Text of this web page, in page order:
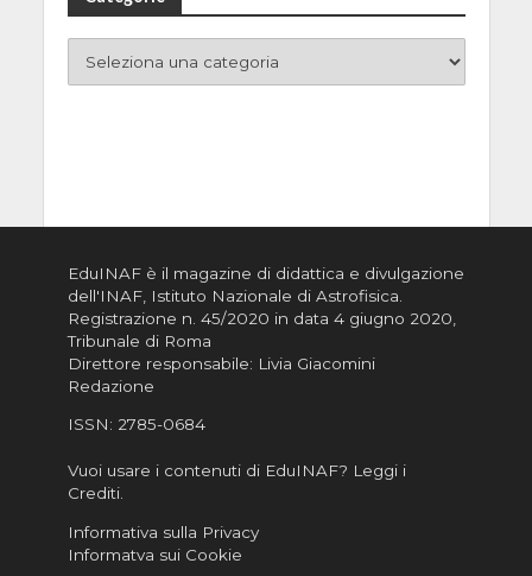
EduINAF è il magazine di didattica e divulgazione
dell'INAF, Istituto Nazionale di Astrofisica
Registrazione n. 45/2020 in data 4 giugno 2020,
Tribunale di Roma
Direttore responsabile: Livia Giacomini
Redazione
ISSN: 2785-0684
Vuoi usare i contenuti di EduINAF? Leggi i
Crediti.
Informativa sulla Privacy
Informatva sui Cookie